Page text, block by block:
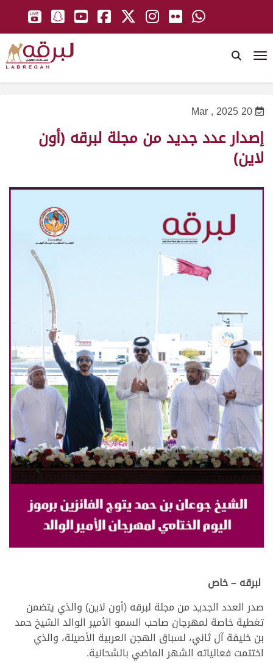
20 Mar , 2025
إصدار عدد جديد من مجلة لبرقه (أون
لاين)
لبرقه – خاص
صدر العدد الجديد من مجلة لبرقه (أون لاين) والذي يتضمن
تغطية خاصة لمهرجان صاحب السمو الأمير الوالد الشيخ حمد
بن خليفة آل ثاني، لسباق الهجن العربية الأصيلة، والذي
اختتمت فعالياته الشهر الماضي بالشحانية.